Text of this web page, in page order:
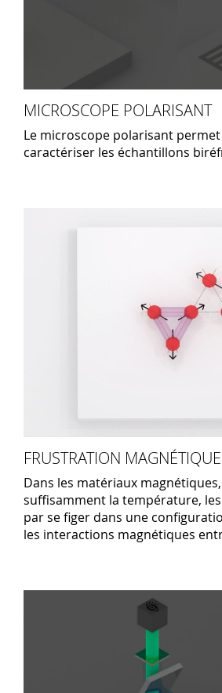
MICROSCOPE POLARISANT
Le microscope polarisant
caractériser les échantillons
FRUSTRATION MAGNÉTIQUE
Dans les matériaux
suffisamment la température,
par se figer dans une
les interactions magnétiques